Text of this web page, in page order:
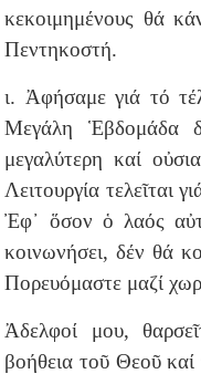
κεκοιμημένους θά
Πεντηκοστή.
ι. Ἀφήσαμε γιά τό
Μεγάλη Ἑβδομάδα
μεγαλύτερη καί
Λειτουργία τελεῖται
Ἐφ᾽ ὅσον ὁ λαός
κοινωνήσει, δέν θά
Πορευόμαστε μαζί
Ἀδελφοί μου,
βοήθεια τοῦ Θεοῦ καί